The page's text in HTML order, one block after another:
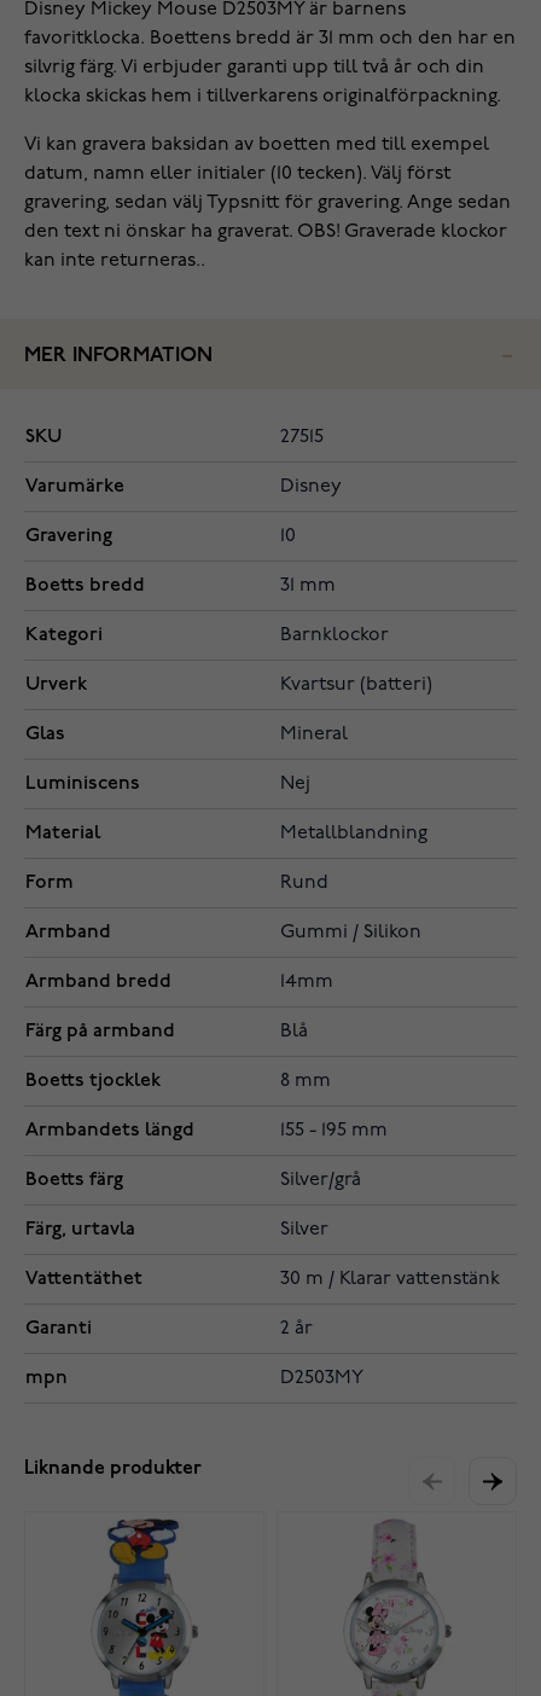
Disney Mickey Mouse D2503MY är barnens
favoritklocka. Boettens bredd är 31 mm och den har en
silvrig färg. Vi erbjuder garanti upp till två år och din
klocka skickas hem i tillverkarens originalförpackning.
Vi kan gravera baksidan av boetten med till exempel
datum, namn eller initialer (10 tecken). Välj först
gravering, sedan välj Typsnitt för gravering. Ange sedan
den text ni önskar ha graverat. OBS! Graverade klockor
kan inte returneras..
MER INFORMATION
SKU 27515
Varumärke Disney
Gravering 10
Boetts bredd 31 mm
Kategori Barnklockor
Urverk Kvartsur (batteri)
Glas Mineral
Luminiscens Nej
Material Metallblandning
Form Rund
Armband Gummi / Silikon
Armband bredd 14mm
Färg på armband Blå
Boetts tjocklek 8 mm
Armbandets längd 155 - 195 mm
Boetts färg Silver/grå
Färg, urtavla Silver
Vattentäthet 30 m / Klarar vattenstänk
Garanti 2 år
mpn D2503MY
Liknande produkter